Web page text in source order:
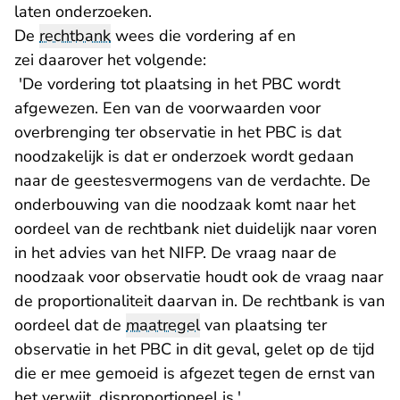
laten onderzoeken.
De rechtbank wees die vordering af en
zei daarover het volgende:
'De vordering tot plaatsing in het PBC wordt
afgewezen. Een van de voorwaarden voor
overbrenging ter observatie in het PBC is dat
noodzakelijk is dat er onderzoek wordt gedaan
naar de geestesvermogens van de verdachte. De
onderbouwing van die noodzaak komt naar het
oordeel van de rechtbank niet duidelijk naar voren
in het advies van het NIFP. De vraag naar de
noodzaak voor observatie houdt ook de vraag naar
de proportionaliteit daarvan in. De rechtbank is van
oordeel dat de maatregelvan plaatsing ter
observatie in het PBC in dit geval, gelet op de tijd
die er mee gemoeid is afgezet tegen de ernst van